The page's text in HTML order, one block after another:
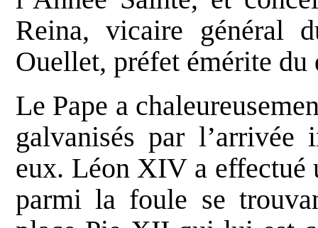
Reina, vicaire général
Ouellet, préfet émérite du
Le Pape a
galvanisés par l’arrivée
eux. Léon XIV a effectué
parmi la foule se